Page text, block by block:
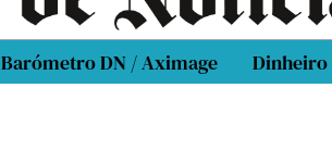
Barómetro DN / Aximage Dinheiro